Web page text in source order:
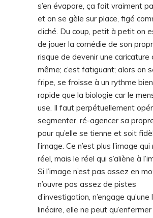
s’en évapore, ça fait vraiment
et on se gèle sur place, figé
cliché. Du coup, petit à petit on
de jouer la comédie de son
risque de devenir une caricature
même; c’est fatiguant; alors on
fripe, se froisse à un rythme
rapide que la biologie car le
use. Il faut perpétuellement
segmenter, ré-agencer sa
pour qu’elle se tienne et soit
l’image. Ce n’est plus l’image
réel, mais le réel qui s’aliène à
Si l’image n’est pas assez en
n’ouvre pas assez de pistes
d’investigation, n’engage qu’une
linéaire, elle ne peut